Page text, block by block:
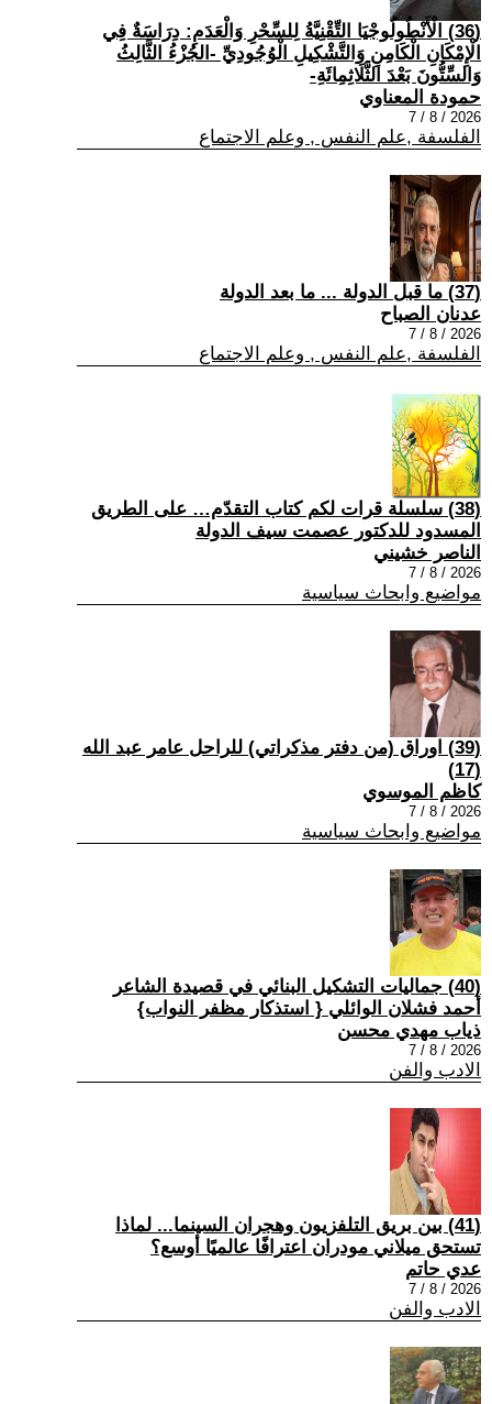
(36) الْأَنْطُولُوجْيَا التِّقْنِيَّةُ لِلسِّحْرِ وَالْعَدَمِ: دِرَاسَةٌ فِي
الْإِمْكَانِ الْكَامِنِ وَالتَّشْكِيلِ الْوُجُودِيِّ -الجُزْءُ الثَّالِثُ
وَالسِّتُّونَ بَعْدَ الثَّلَاثِمِائَةِ-
حمودة المعناوي
2026 / 8 / 7
الفلسفة ,علم النفس , وعلم الاجتماع
(37) ما قبل الدولة ... ما بعد الدولة
عدنان الصباح
2026 / 8 / 7
الفلسفة ,علم النفس , وعلم الاجتماع
(38) سلسلة قرات لكم كتاب التقدّم… على الطريق
المسدود للدكتور عصمت سيف الدولة
الناصر خشيني
2026 / 8 / 7
مواضيع وابحاث سياسية
(39) اوراق (من دفتر مذكراتي) للراحل عامر عبد الله
(17)
كاظم الموسوي
2026 / 8 / 7
مواضيع وابحاث سياسية
(40) جماليات التشكيل البنائي في قصيدة الشاعر
أحمد فشلان الوائلي { استذكار مظفر النواب}
ذياب مهدي محسن
2026 / 8 / 7
الادب والفن
(41) بين بريق التلفزيون وهجران السينما... لماذا
تستحق ميلاني مودران اعترافًا عالميًا أوسع؟
عدي حاتم
2026 / 8 / 7
الادب والفن